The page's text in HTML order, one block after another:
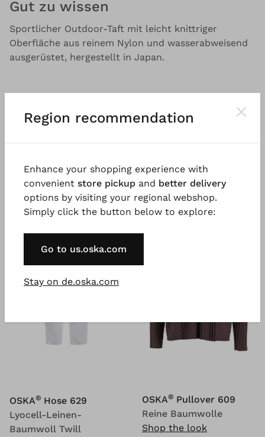
Gut zu wissen
Sportlicher Outdoor-Taft mit leicht knittriger
Oberfläche aus reinem Nylon und wasserabweisend
ausgerüstet, hergestellt in Japan.
Das könnte Ihnen auch gefallen
OSKA® Hose 629
Lyocell-Leinen-
Baumwoll Twill
OSKA® Pullover 609
Reine Baumwolle
Shop the look
Region recommendation
Enhance your shopping experience with
convenient store pickup and better delivery
options by visiting your regional webshop.
Simply click the button below to explore:
Go to us.oska.com
Stay on de.oska.com